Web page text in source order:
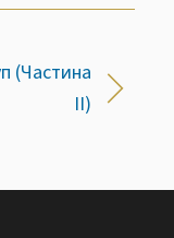
(Частина
ІІ)